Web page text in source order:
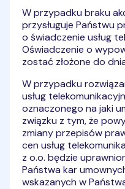
W przypadku braku
przysługuje Państwu
o świadczenie usług
Oświadczenie o
zostać złożone do
W przypadku
usług
oznaczonego na jaki
związku z tym, że
zmiany przepisów
cen usług
z o.o. będzie
Państwa kar
wskazanych w